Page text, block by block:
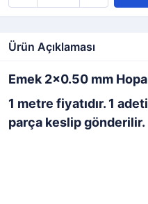
Ürün Açıklaması
Emek 2x0.50 mm
1 metre fiyatıdır. 1
parça keslip gönderilir.